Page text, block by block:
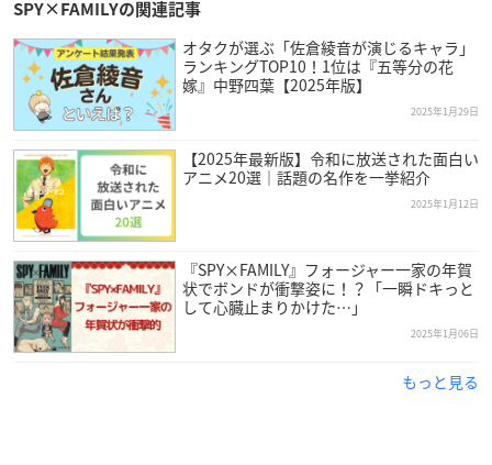
SPY×FAMILYの関連記事
オタクが選ぶ「佐倉綾音が演じるキャラ」
ランキングTOP10！1位は『五等分の花
嫁』中野四葉【2025年版】
2025年1月29日
【2025年最新版】令和に放送された面白い
アニメ20選｜話題の名作を一挙紹介
2025年1月12日
『SPY×FAMILY』フォージャー一家の年賀
状でボンドが衝撃姿に！？「一瞬ドキっと
して心臓止まりかけた…」
2025年1月06日
もっと見る